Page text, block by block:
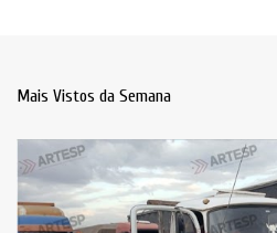
Mais Vistos da Semana